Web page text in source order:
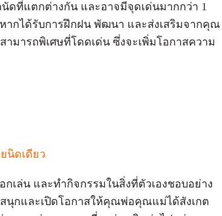
ดที่แตกต่างกัน และอาจมีจุดเด่นมากกว่า 1
ากได้รับการฝึกฝน พัฒนา และส่งเสริมจากคุณ
ารถพิเศษที่โดดเด่น ซึ่งจะเพิ่มโอกาสความ
นิดเดียว
กเล่น และทำกิจกรรมในสิ่งที่ตัวเองชอบอย่าง
นุกและเปิดโอกาสให้คุณพ่อคุณแม่ได้สังเกต